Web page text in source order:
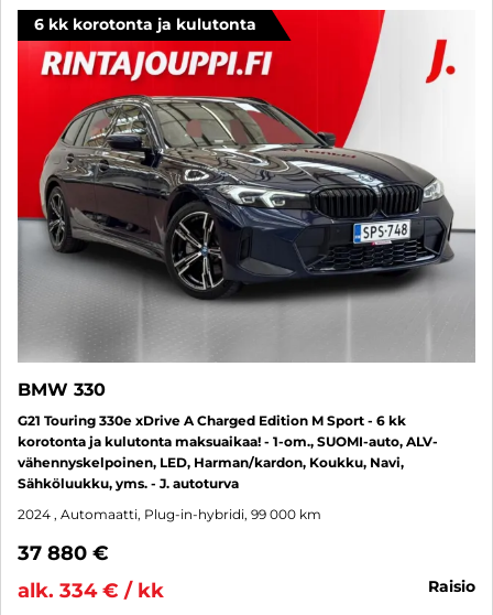
6 kk korotonta ja kulutonta
BMW 330
G21 Touring 330e xDrive A Charged Edition M Sport - 6 kk
korotonta ja kulutonta maksuaikaa! - 1-om., SUOMI-auto, ALV-
vähennyskelpoinen, LED, Harman/kardon, Koukku, Navi,
Sähköluukku, yms. - J. autoturva
2024 , Automaatti, Plug-in-hybridi, 99 000 km
37 880 €
alk. 334 € / kk
raisio